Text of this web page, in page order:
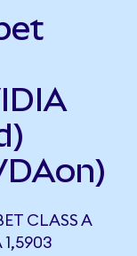
CLASS A
1,5903